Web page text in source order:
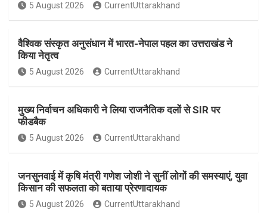
5 August 2026 CurrentUttarakhand
वैश्विक संस्कृत अनुसंधान में भारत-नेपाल पहल का उत्तराखंड ने
किया नेतृत्व
5 August 2026 CurrentUttarakhand
मुख्य निर्वाचन अधिकारी ने लिया राजनैतिक दलों से SIR पर
फीडबैक
5 August 2026 CurrentUttarakhand
जनसुनवाई में कृषि मंत्री गणेश जोशी ने सुनीं लोगों की समस्याएं, युवा
किसान की सफलता को बताया प्रेरणादायक
5 August 2026 CurrentUttarakhand